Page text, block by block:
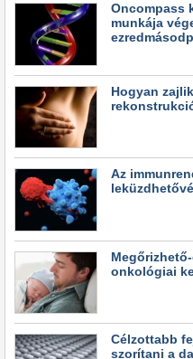
Oncompass
munkája
Hogyan
Az
onkológiai
Célzottabb
szorítani a